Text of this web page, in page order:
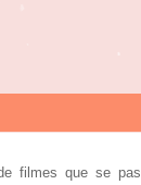
filmes que se